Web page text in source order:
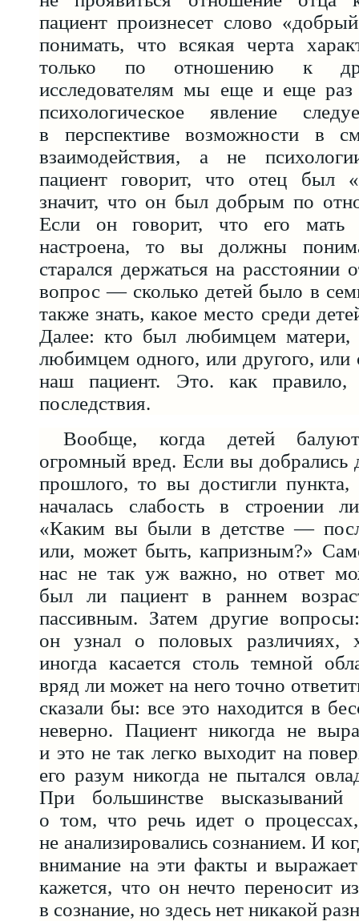
пациент произнесет слово
понимать, что всякая черта
только по отношению к
исследователям мы еще и еще раз
психологическое явление
в перспективе возможности в
взаимодействия, а не
пациент говорит, что отец был
значит, что он был добрым по
Если он говорит, что его мать
настроена, то вы должны
старался держаться на
вопрос — сколько детей было в
также знать, какое место среди
Далее: кто был любимцем матери,
любимцем одного, или другого, или
наш пациент. Это. как правило,
последствия.
Вообще, когда детей
огромный вред. Если вы добрались
прошлого, то вы достигли пункта,
началась слабость в строении
«Каким вы были в детстве —
или, может быть, капризным?»
нас не так уж важно, но ответ
был ли пациент в раннем
пассивным. Затем другие
он узнал о половых различиях,
иногда касается столь темной
вряд ли может на него точно
сказали бы: все это находится в
неверно. Пациент никогда не
и это не так легко выходит на
его разум никогда не пытался
При большинстве высказываний
о том, что речь идет о
не анализировались сознанием. И
внимание на эти факты и
кажется, что он нечто переносит из
в сознание, но здесь нет никакой